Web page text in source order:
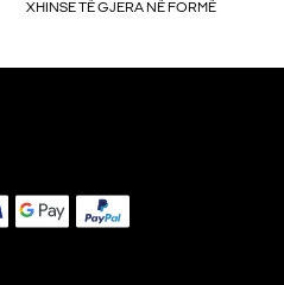
XHINSE TË GJERA NË FORMË